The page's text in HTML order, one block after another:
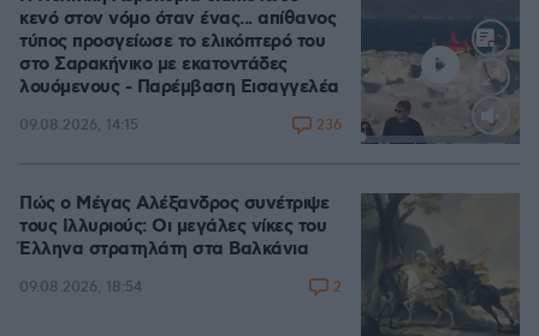
Loaded
κενό στον νόμο όταν ένας... απίθανος
τύπος προσγείωσε το ελικόπτερό του
στο Σαρακήνικο με εκατοντάδες
λουόμενους - Παρέμβαση Εισαγγελέα
09.08.2026, 14:15 236
Πώς ο Μέγας Αλέξανδρος συνέτριψε
τους Ιλλυριούς: Οι μεγάλες νίκες του
Έλληνα στρατηλάτη στα Βαλκάνια
09.08.2026, 18:54 2